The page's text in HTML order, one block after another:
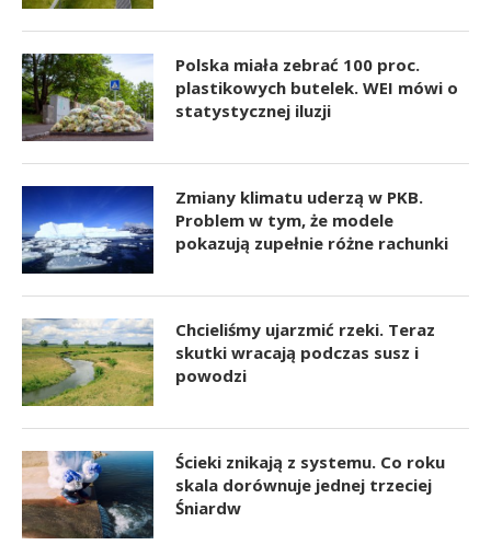
Polska miała zebrać 100 proc.
plastikowych butelek. WEI mówi o
statystycznej iluzji
Zmiany klimatu uderzą w PKB.
Problem w tym, że modele
pokazują zupełnie różne rachunki
Chcieliśmy ujarzmić rzeki. Teraz
skutki wracają podczas susz i
powodzi
Ścieki znikają z systemu. Co roku
skala dorównuje jednej trzeciej
Śniardw